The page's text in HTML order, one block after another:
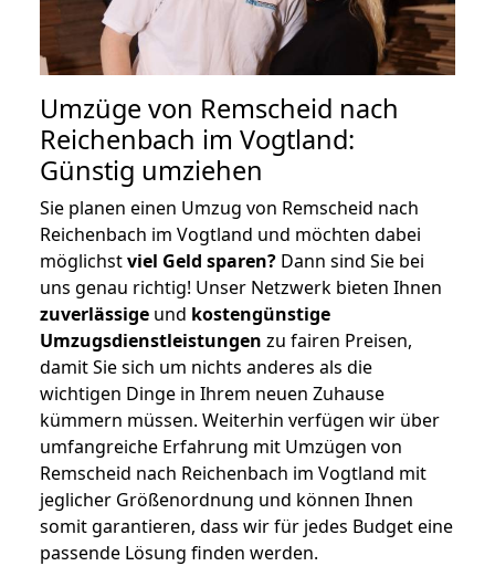
Umzüge von Remscheid nach
Reichenbach im Vogtland:
Günstig umziehen
Sie planen einen Umzug von Remscheid nach
Reichenbach im Vogtland und möchten dabei
möglichstviel Geld sparen? Dann sind Sie bei
uns genau richtig! Unser Netzwerk bieten Ihnen
zuverlässige und kostengünstige
Umzugsdienstleistungen zu fairen Preisen,
damit Sie sich um nichts anderes als die
wichtigen Dinge in Ihrem neuen Zuhause
kümmern müssen. Weiterhin verfügen wir über
umfangreiche Erfahrung mit Umzügen von
Remscheid nach Reichenbach im Vogtland mit
jeglicher Größenordnung und können Ihnen
somit garantieren, dass wir für jedes Budget eine
passende Lösung finden werden.